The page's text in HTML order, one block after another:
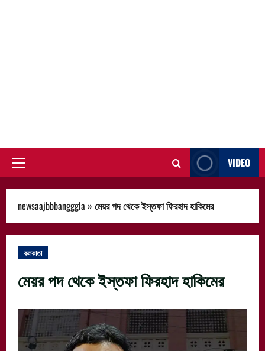
Primary
VIDEO
newsaajbbbangggla » মেয়র পদ থেকে ইস্তফা ফিরহাদ হাকিমের
কলকাতা
মেয়র পদ থেকে ইস্তফা ফিরহাদ হাকিমের